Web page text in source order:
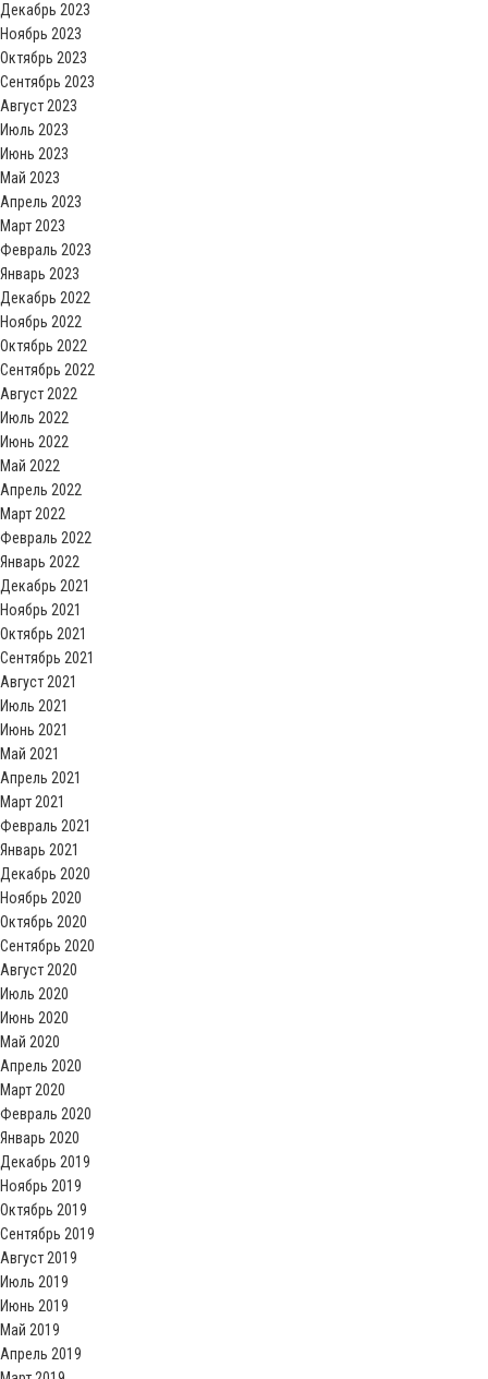
Декабрь 2023
Ноябрь 2023
Октябрь 2023
Сентябрь 2023
Август 2023
Июль 2023
Июнь 2023
Май 2023
Апрель 2023
Март 2023
Февраль 2023
Январь 2023
Декабрь 2022
Ноябрь 2022
Октябрь 2022
Сентябрь 2022
Август 2022
Июль 2022
Июнь 2022
Май 2022
Апрель 2022
Март 2022
Февраль 2022
Январь 2022
Декабрь 2021
Ноябрь 2021
Октябрь 2021
Сентябрь 2021
Август 2021
Июль 2021
Июнь 2021
Май 2021
Апрель 2021
Март 2021
Февраль 2021
Январь 2021
Декабрь 2020
Ноябрь 2020
Октябрь 2020
Сентябрь 2020
Август 2020
Июль 2020
Июнь 2020
Май 2020
Апрель 2020
Март 2020
Февраль 2020
Январь 2020
Декабрь 2019
Ноябрь 2019
Октябрь 2019
Сентябрь 2019
Август 2019
Июль 2019
Июнь 2019
Май 2019
Апрель 2019